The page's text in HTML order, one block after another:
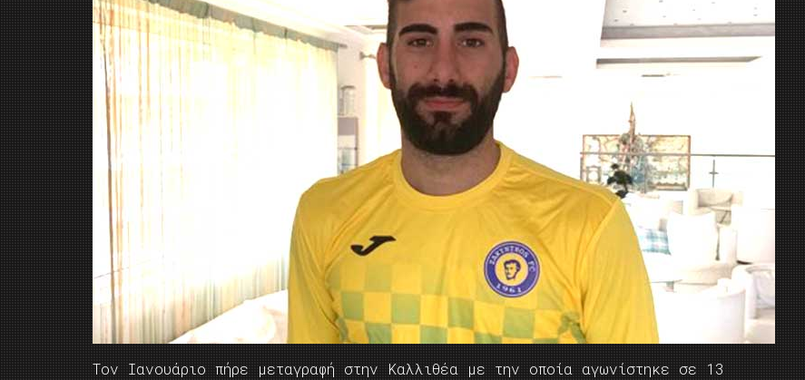
Τον Ιανουάριο πήρε μεταγραφή στην Καλλιθέα με την οποία αγωνίστηκε σε 13